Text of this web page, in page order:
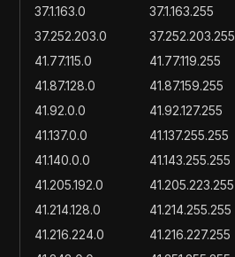
37.1.163.0
37.1.163.255
37.252.203.0
37.252.203.255
41.77.115.0
41.77.119.255
41.87.128.0
41.87.159.255
41.92.0.0
41.92.127.255
41.137.0.0
41.137.255.255
41.140.0.0
41.143.255.255
41.205.192.0
41.205.223.255
41.214.128.0
41.214.255.255
41.216.224.0
41.216.227.255